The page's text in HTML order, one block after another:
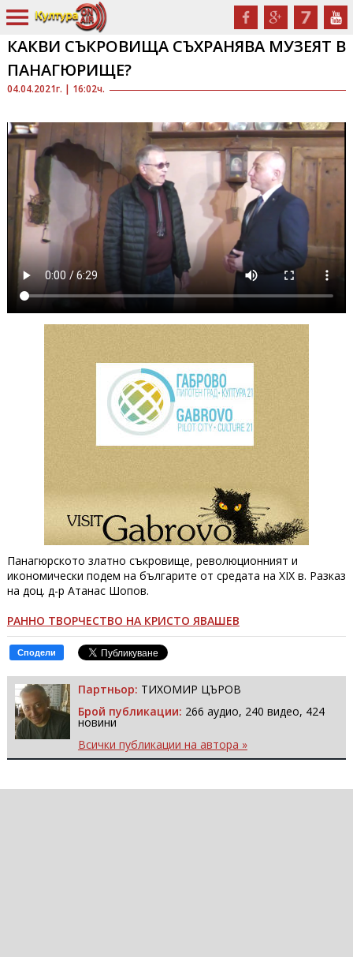
04.04.2021г. | 16:02ч.
КАКВИ СЪКРОВИЩА СЪХРАНЯВА МУЗЕЯТ В
ПАНАГЮРИЩЕ?
Панагюрското златно съкровище, революционният и
икономически подем на българите от средата на XIX в. Разказ
на доц. д-р Атанас Шопов.
РАННО ТВОРЧЕСТВО НА КРИСТО ЯВАШЕВ
Сподели
Партньор: ТИХОМИР ЦЪРОВ
Брой публикации: 266 аудио, 240 видео, 424
новини
Всички публикации на автора »